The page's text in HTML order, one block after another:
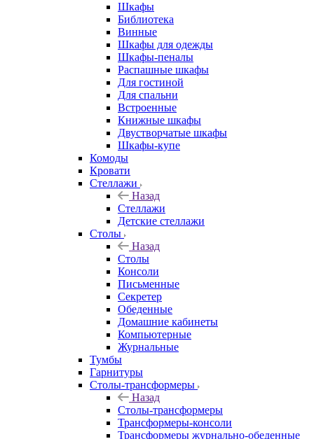
Шкафы
Библиотека
Винные
Шкафы для одежды
Шкафы-пеналы
Распашные шкафы
Для гостиной
Для спальни
Встроенные
Книжные шкафы
Двустворчатые шкафы
Шкафы-купе
Комоды
Кровати
Стеллажи
Назад
Стеллажи
Детские стеллажи
Столы
Назад
Столы
Консоли
Письменные
Секретер
Обеденные
Домашние кабинеты
Компьютерные
Журнальные
Тумбы
Гарнитуры
Столы-трансформеры
Назад
Столы-трансформеры
Трансформеры-консоли
Трансформеры журнально-обеденные